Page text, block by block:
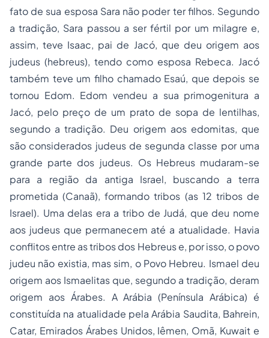
fato de sua esposa Sara não poder ter filhos. Segundo
a tradição, Sara passou a ser fértil por um milagre e,
assim, teve Isaac, pai de Jacó, que deu origem aos
judeus (hebreus), tendo como esposa Rebeca. Jacó
também teve um filho chamado Esaú, que depois se
tornou Edom. Edom vendeu a sua primogenitura a
Jacó, pelo preço de um prato de sopa de lentilhas,
segundo a tradição. Deu origem aos edomitas, que
são considerados judeus de segunda classe por uma
grande parte dos judeus. Os Hebreus mudaram-se
para a região da antiga Israel, buscando a terra
prometida (Canaã), formando tribos (as 12 tribos de
Israel). Uma delas era a tribo de Judá, que deu nome
aos judeus que permanecem até a atualidade. Havia
conflitos entre as tribos dos Hebreus e, por isso, o povo
judeu não existia, mas sim, o Povo Hebreu. Ismael deu
origem aos Ismaelitas que, segundo a tradição, deram
origem aos Árabes. A Arábia (Península Arábica) é
constituída na atualidade pela Arábia Saudita, Bahrein,
Catar, Emirados Árabes Unidos, Iêmen, Omã, Kuwait e